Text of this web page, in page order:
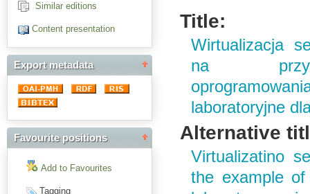
Similar editions
Content presentation
Export metadata
Favourite positions
Add to Favourites
Tagging
Title:
Wirtualizacja
na
laboratoryjne
Alternative
Virtualizatino
the example